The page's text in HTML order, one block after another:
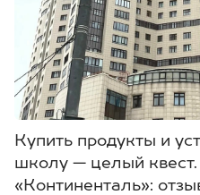
Купить продукты и
школу — целый
«Континенталь»: